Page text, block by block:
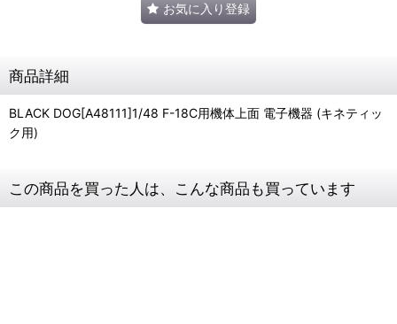
お気に入り登録
商品詳細
BLACK DOG[A48111]1/48 F-18C用機体上面 電子機器 (キネティッ
ク用)
この商品を買った人は、こんな商品も買っています